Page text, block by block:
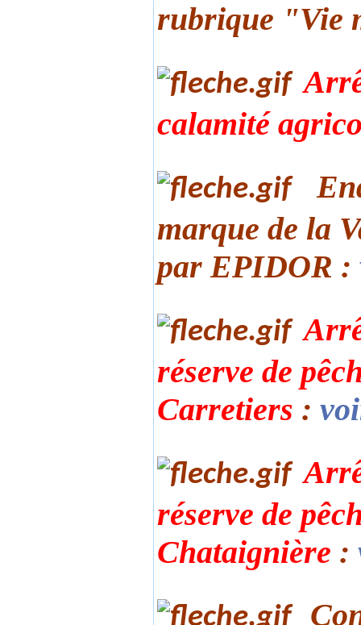
rubrique "Vie
calamité
marque de la
parEPIDOR :
réserve de
Carretiers :
réserve de
Chataignière :